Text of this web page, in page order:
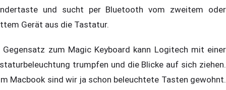
und sucht per Bluetooth vom zweitem oder
Gerät aus die Tastatur.
Gegensatz zum Magic Keyboard kann Logitech mit einer
trumpfen und die Blicke auf sich ziehen.
Macbook sind wir ja schon beleuchtete Tasten gewohnt.